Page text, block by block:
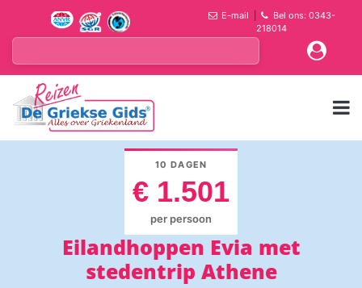
E-mail
Bel ons: 0343-
218014
10 DAGEN
€ 1.501
per persoon
Eilandhoppen Evia met
stedentrip Athene